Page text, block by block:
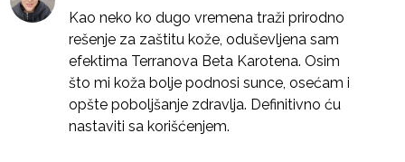
Kao neko ko dugo vremena traži prirodno
rešenje za zaštitu kože, oduševljena sam
efektima Terranova Beta Karotena. Osim
što mi koža bolje podnosi sunce, osećam i
opšte poboljšanje zdravlja. Definitivno ću
nastaviti sa korišćenjem.